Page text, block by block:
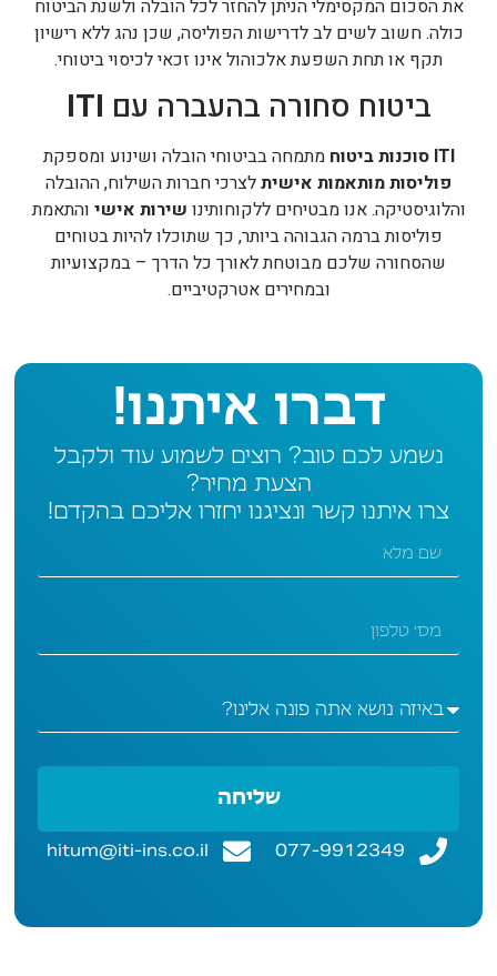
את הסכום המקסימלי הניתן להחזר לכל הובלה ולשנת הביטוח
כולה. חשוב לשים לב לדרישות הפוליסה, שכן נהג ללא רישיון
תקף או תחת השפעת אלכוהול אינו זכאי לכיסוי ביטוחי.
ביטוח סחורה בהעברה עם ITI
ITI סוכנות ביטוח
מתמחה בביטוחי הובלה ושינוע ומספקת
פוליסות מותאמות אישיתלצרכי חברות השילוח, ההובלה
והלוגיסטיקה. אנו מבטיחים ללקוחותינו שירות אישי והתאמת
פוליסות ברמה הגבוהה ביותר, כך שתוכלו להיות בטוחים
שהסחורה שלכם מבוטחת לאורך כל הדרך – במקצועיות
ובמחירים אטרקטיביים.
דברו איתנו!
נשמע לכם טוב? רוצים לשמוע עוד ולקבל
הצעת מחיר?
צרו איתנו קשר ונציגנו יחזרו אליכם בהקדם!
שליחה
077-9912349
hitum@iti-ins.co.il